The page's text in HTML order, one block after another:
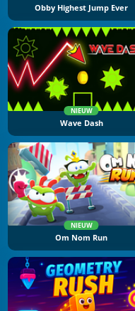
Obby Highest Jump Ever
NIEUW
Wave Dash
NIEUW
Om Nom Run